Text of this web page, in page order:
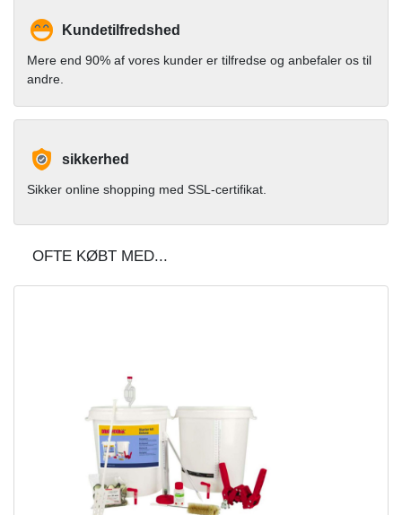
Kundetilfredshed
Mere end 90% af vores kunder er tilfredse og anbefaler os til
andre.
sikkerhed
Sikker online shopping med SSL-certifikat.
OFTE KØBT MED...